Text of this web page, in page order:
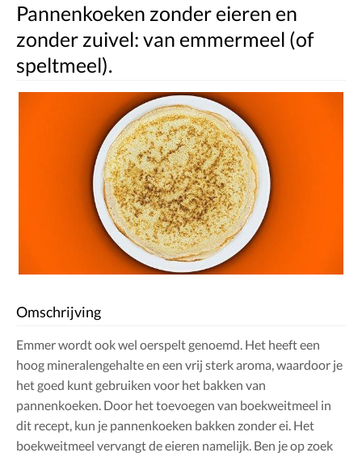
Pannenkoeken zonder eieren en
zonder zuivel: van emmermeel (of
speltmeel).
Omschrijving
Emmer wordt ook wel oerspelt genoemd. Het heeft een
hoog mineralengehalte en een vrij sterk aroma, waardoor je
het goed kunt gebruiken voor het bakken van
pannenkoeken. Door het toevoegen van boekweitmeel in
dit recept, kun je pannenkoeken bakken zonder ei. Het
boekweitmeel vervangt de eieren namelijk. Ben je op zoek